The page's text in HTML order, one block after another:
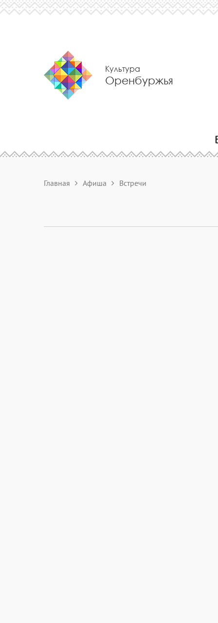
Культура
Оренбуржья
Главная Афиша Встречи